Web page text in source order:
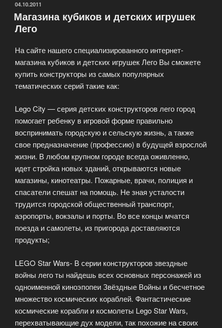
Новый
ОПУБЛИКОВАНО
04.10.2011
Магазина кубиков и детских игрушек
Лего
На сайте нашего специализированного интернет-
магазина кубиков и детских игрушек Лего Вы сможете
купить конструкторы из самых популярных
тематических серий такие как:
Lego City — серия детских конструкторов лего город
помогает ребенку в игровой форме правильно
воспринимать городскую и сельскую жизнь, а также
свое предназначение (профессию) в будущей взрослой
жизни. В любом крупном городе всегда оживленно,
идет стройка новых зданий, открываются новые
магазины, кинотеатры. Пожарные, врачи, полиция и
спасатели спешат на помощь. Не зная усталости
трудится городской общественный транспорт,
аэропорты, вокзалы и порты. Во все концы мчатся
поезда и самолеты, из пригорода доставляются
продукты;
LEGO Star Wars- В серии конструкторов звездные
войны лего ты найдешь всех основных персонажей из
одноименной киноэпопеи Звёздные Войны и бесчетное
множество космических кораблей. Фантастические
космические корабли и космолеты Lego Star Wars,
перехватывающие дух модели, так похожие на своих